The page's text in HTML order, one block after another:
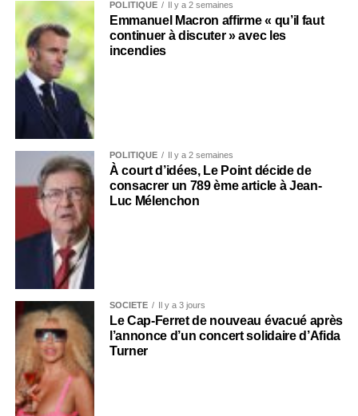
POLITIQUE Il y a 2 semaines
Emmanuel Macron affirme « qu’il faut
continuer à discuter » avec les
incendies
POLITIQUE Il y a 2 semaines
À court d’idées, Le Point décide de
consacrer un 789 ème article à Jean-
Luc Mélenchon
SOCIÉTÉ Il y a 3 jours
Le Cap-Ferret de nouveau évacué après
l’annonce d’un concert solidaire d’Afida
Turner